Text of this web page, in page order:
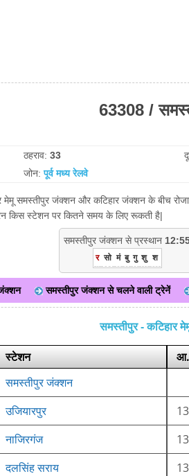
63308 /
ठहराव: 33
जोन:पूर्व मध्य रेलवे
समस्तीपुर जंक्शन और कटिहार जंक्शन के बीच
किस स्टेशन पर कितने समय के लिए रूकती है|
समस्तीपुर जंक्शन से प्रस्थान
र सो मं बु गु शु श
समस्तीपुर जंक्शन से चलने वाली ट्रेनें
समस्तीपुर - कटिहार
स्टेशन आ.
समस्तीपुर जंक्शन
उजियारपुर
नाजिरगंज
दलसिंह सराय